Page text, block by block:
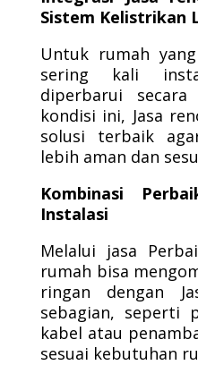
Sistem Kelistrikan
Untuk rumah
sering kali
diperbarui secara
kondisi ini, Jasa
solusi terbaik
lebih aman dan
Kombinasi
Instalasi
Melalui jasa
rumah bisa
ringan dengan
sebagian, seperti
kabel atau
sesuai kebutuhan